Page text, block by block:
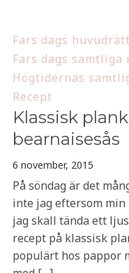
Fars dags
Fars dags samtliga
Högtidernas
Recept
Klassisk
bearnaisesås
6 november, 2015
På söndag är det
inte jag eftersom
jag skall tända ett
recept på klassisk
populärt hos pappor